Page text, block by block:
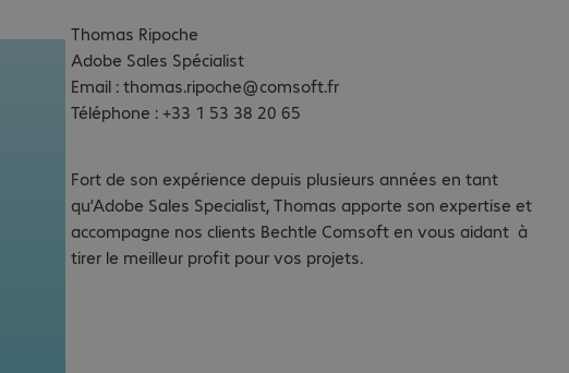
Thomas Ripoche
Adobe Sales Spécialist
Email : thomas.ripoche@comsoft.fr
Téléphone : +33 1 53 38 20 65
Fort de son expérience depuis plusieurs années en tant
qu’Adobe Sales Specialist, Thomas apporte son expertise et
accompagne nos clients Bechtle Comsoft en vous aidant à
tirer le meilleur profit pour vos projets.